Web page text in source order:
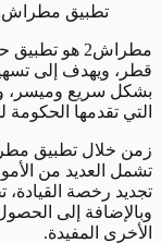
تطبيق مطراش2 - METRASH2
مطراش2 هو
قطر، ويهدف إلى
بشكل سريع وميسر،
التي تقدمها
تشمل العديد من
تجديد رخصة القيادة،
وبالإضافة إلى
الأخرى المفيدة.